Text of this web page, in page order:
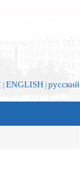
ENGLISH русский